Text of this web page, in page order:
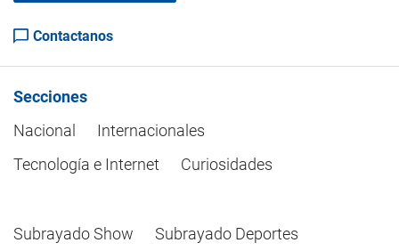
Contactanos
Secciones
Nacional
Internacionales
Tecnología e Internet
Curiosidades
Subrayado Show Subrayado Deportes